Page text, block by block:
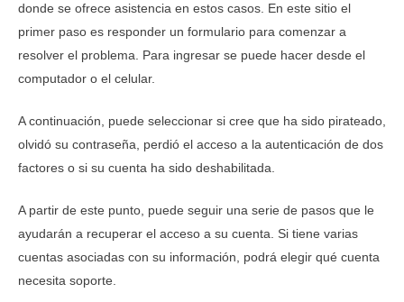
donde se ofrece asistencia en estos casos. En este sitio el
primer paso es responder un formulario para comenzar a
resolver el problema. Para ingresar se puede hacer desde el
computador o el celular.
A continuación, puede seleccionar si cree que ha sido pirateado,
olvidó su contraseña, perdió el acceso a la autenticación de dos
factores o si su cuenta ha sido deshabilitada.
A partir de este punto, puede seguir una serie de pasos que le
ayudarán a recuperar el acceso a su cuenta. Si tiene varias
cuentas asociadas con su información, podrá elegir qué cuenta
necesita soporte.